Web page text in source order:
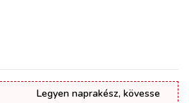
Legyen naprakész, kövesse